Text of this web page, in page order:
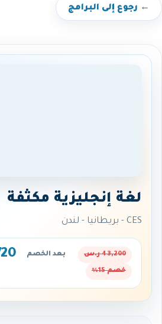
← رجوع إلى البرامج
لغة إنجليزية مكثفة
CES - بريطانيا - لندن
43,200 ر.س بعد الخصم
خصم 15%